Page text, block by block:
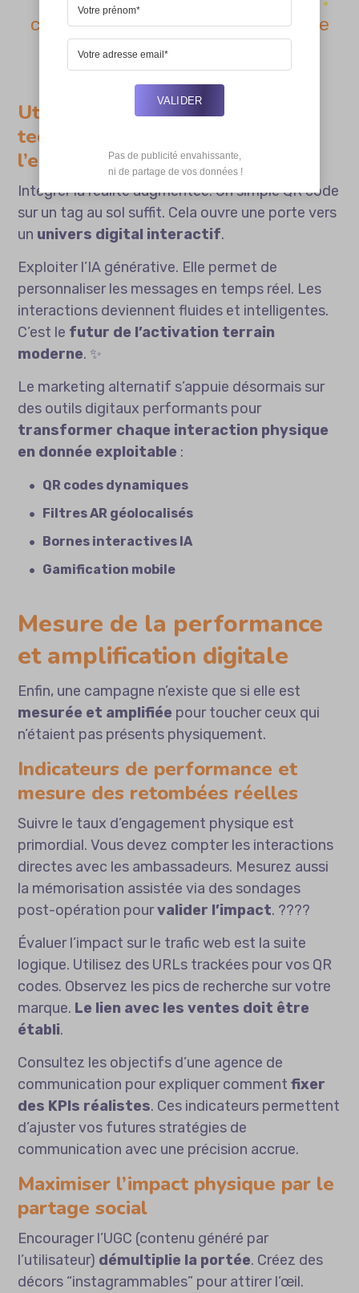
citoyens et le respect du domaine
commun.
Utilisation des nouvelles
technologies pour enrichir
l’expérience
Intégrer la réalité augmentée. Un simple QR code
sur un tag au sol suffit. Cela ouvre une porte vers
un univers digital interactif.
Exploiter l’IA générative. Elle permet de
personnaliser les messages en temps réel. Les
interactions deviennent fluides et intelligentes.
C’est le futur de l’activation terrain
moderne. ✨
Le marketing alternatif s’appuie désormais sur
des outils digitaux performants pour
transformer chaque interaction physique
en donnée exploitable :
QR codes dynamiques
Filtres AR géolocalisés
Bornes interactives IA
Gamification mobile
Mesure de la performance
et amplification digitale
Enfin, une campagne n’existe que si elle est
mesurée et amplifiée pour toucher ceux qui
n’étaient pas présents physiquement.
Indicateurs de performance et
mesure des retombées réelles
Suivre le taux d’engagement physique est
primordial. Vous devez compter les interactions
directes avec les ambassadeurs. Mesurez aussi
la mémorisation assistée via des sondages
post-opération pourvalider l’impact. ????
Évaluer l’impact sur le trafic web est la suite
logique. Utilisez des URLs trackées pour vos QR
codes. Observez les pics de recherche sur votre
marque. Le lien avec les ventes doit être
établi.
Consultez les objectifs d’une agence de
communication pour expliquer commentfixer
des KPIs réalistes. Ces indicateurs permettent
d’ajuster vos futures stratégies de
communication avec une précision accrue.
Maximiser l’impact physique par le
partage social
Encourager l’UGC (contenu généré par
l’utilisateur) démultiplie la portée. Créez des
décors “instagrammables” pour attirer l’œil.
VALIDER
Pas de publicité envahissante,
ni de partage de vos données !